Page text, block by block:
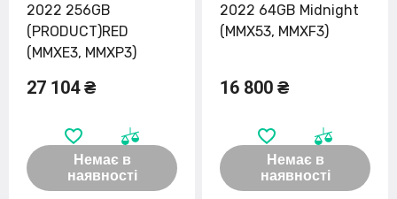
2022 256GB
(PRODUCT)RED
(MMXE3, MMXP3)
27 104 ₴
Немає в
наявності
2022 64GB Midnight
(MMX53, MMXF3)
16 800 ₴
Немає в
наявності